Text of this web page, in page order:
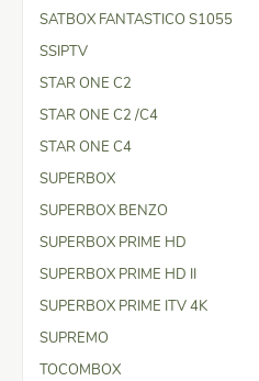
SATBOX FANTASTICO S1055
SSIPTV
STAR ONE C2
STAR ONE C2 /C4
STAR ONE C4
SUPERBOX
SUPERBOX BENZO
SUPERBOX PRIME HD
SUPERBOX PRIME HD II
SUPERBOX PRIME ITV 4K
SUPREMO
TOCOMBOX